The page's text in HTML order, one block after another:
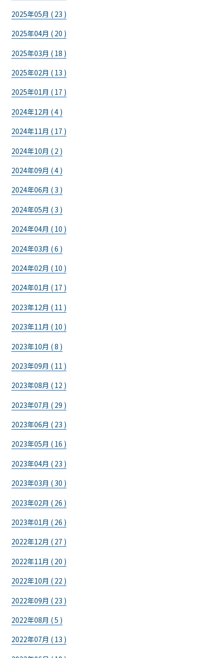
2025年05月 ( 23 )
2025年04月 ( 20 )
2025年03月 ( 18 )
2025年02月 ( 13 )
2025年01月 ( 17 )
2024年12月 ( 4 )
2024年11月 ( 17 )
2024年10月 ( 2 )
2024年09月 ( 4 )
2024年06月 ( 3 )
2024年05月 ( 3 )
2024年04月 ( 10 )
2024年03月 ( 6 )
2024年02月 ( 10 )
2024年01月 ( 17 )
2023年12月 ( 11 )
2023年11月 ( 10 )
2023年10月 ( 8 )
2023年09月 ( 11 )
2023年08月 ( 12 )
2023年07月 ( 29 )
2023年06月 ( 23 )
2023年05月 ( 16 )
2023年04月 ( 23 )
2023年03月 ( 30 )
2023年02月 ( 26 )
2023年01月 ( 26 )
2022年12月 ( 27 )
2022年11月 ( 20 )
2022年10月 ( 22 )
2022年09月 ( 23 )
2022年08月 ( 5 )
2022年07月 ( 13 )